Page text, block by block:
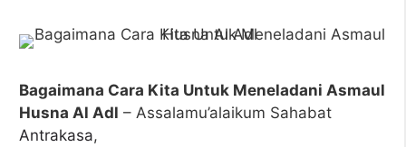
Bagaimana Cara Kita Untuk Meneladani Asmaul
Husna Al Adl – Assalamu’alaikum Sahabat
Antrakasa,